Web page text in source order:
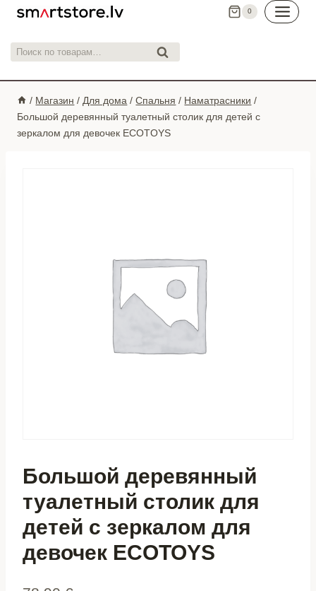
Перейти
контенту
0
Искать: Поиск
/ Магазин / Для дома / Спальня / Наматрасники /
Большой деревянный туалетный столик для детей с
зеркалом для девочек ECOTOYS
Большой деревянный
туалетный столик для
детей с зеркалом для
девочек ECOTOYS